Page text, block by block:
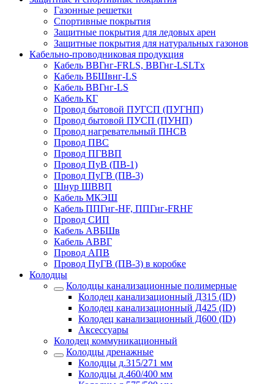
Газонные решетки
Спортивные покрытия
Защитные покрытия для ледовых арен
Защитные покрытия для натуральных газонов
Кабельно-проводниковая продукция
Кабель ВВГнг-FRLS, ВВГнг-LSLTx
Кабель ВБШвнг-LS
Кабель ВВГнг-LS
Кабель КГ
Провод бытовой ПУГСП (ПУГНП)
Провод бытовой ПУСП (ПУНП)
Провод нагревательный ПНСВ
Провод ПВС
Провод ПГВВП
Провод ПуВ (ПВ-1)
Провод ПуГВ (ПВ-3)
Шнур ШВВП
Кабель МКЭШ
Кабель ППГнг-HF, ППГнг-FRHF
Провод СИП
Кабель АВБШв
Кабель АВВГ
Провод АПВ
Провод ПуГВ (ПВ-3) в коробке
Колодцы
Колодцы канализационные полимерные
Колодец канализационный Д315 (ID)
Колодец канализационный Д425 (ID)
Колодец канализационный Д600 (ID)
Аксессуары
Колодец коммуникационный
Колодцы дренажные
Колодцы д.315/271 мм
Колодцы д.460/400 мм